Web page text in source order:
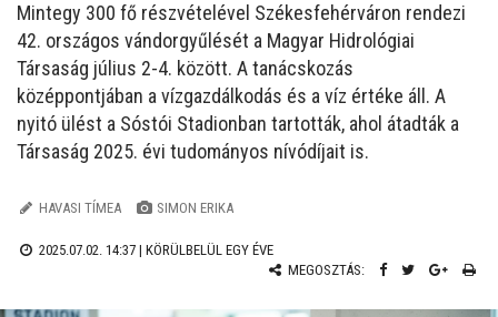
Mintegy 300 fő részvételével Székesfehérváron rendezi
42. országos vándorgyűlését a Magyar Hidrológiai
Társaság július 2-4. között. A tanácskozás
középpontjában a vízgazdálkodás és a víz értéke áll. A
nyitó ülést a Sóstói Stadionban tartották, ahol átadták a
Társaság 2025. évi tudományos nívódíjait is.
HAVASI TÍMEA SIMON ERIKA
2025.07.02. 14:37 | KÖRÜLBELÜL EGY ÉVE
MEGOSZTÁS: